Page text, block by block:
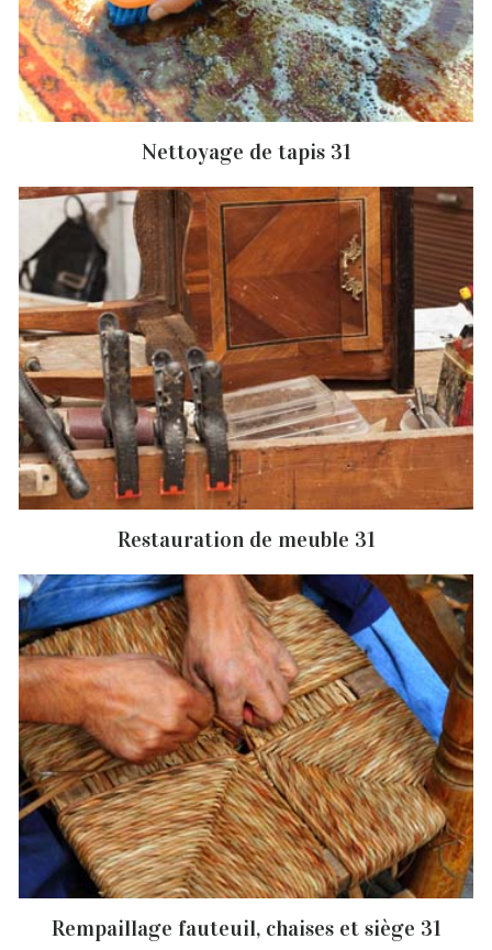
Nettoyage de tapis 31
Restauration de meuble 31
Rempaillage fauteuil, chaises et siège 31